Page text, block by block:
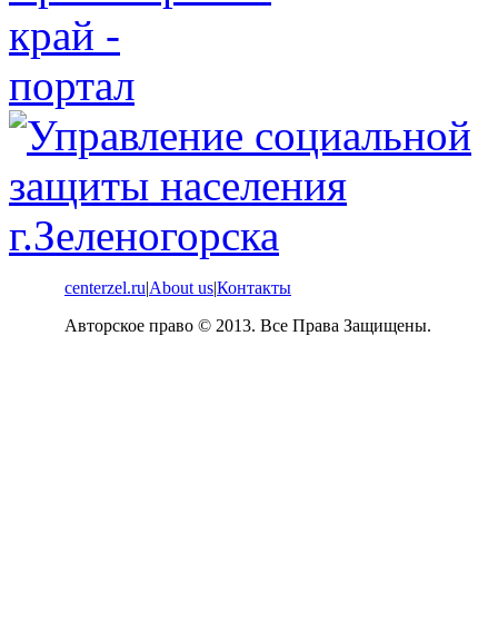
centerzel.ru|About us|Контакты
Авторское право © 2013. Все Права Защищены.